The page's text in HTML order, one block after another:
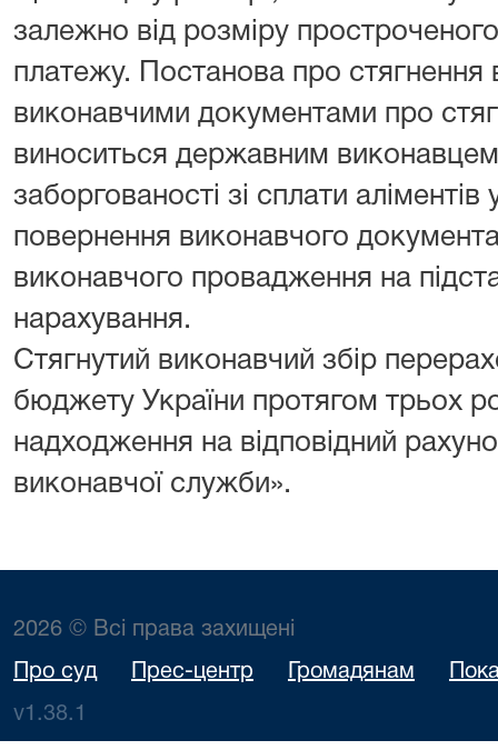
залежно від розміру
платежу. Постанова про стягнення
виконавчими документами про
виноситься державним
заборгованості зі сплати
повернення виконавчого
виконавчого провадження на
нарахування.
Стягнутий виконавчий збір
бюджету України протягом трьох
надходження на відповідний
виконавчої служби».
2026 © Всі права захищені
Про суд Прес-центр Громадянам
v1.38.1